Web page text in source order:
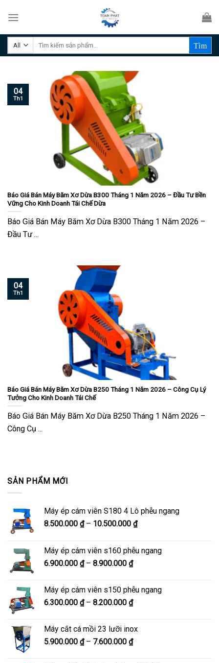
Tìm
SẢN PHẨM MỚI
Máy ép cám viên S180 4 Lô phễu ngang
8.500.000 ₫ – 10.500.000 ₫Khoảng
8.500.000 ₫
Máy ép cám viên s160 phễu ngang
6.900.000 ₫ – 8.900.000 ₫Khoảng
từ
6.900.000 ₫
đến
Máy ép cám viên s150 phễu ngang
6.300.000 ₫ – 8.200.000 ₫Khoảng
6.300.000 ₫
đến
Máy cắt cá mồi 23 lưỡi inox
5.900.000 ₫ – 7.600.000 ₫Khoảng
Báo Giá Bán Máy Băm Xơ Dừa B300 Tháng 1 Năm 2026 – Đầu Tư Bền
Vững Cho Kinh Doanh Tái Chế Dừa
Báo Giá Bán Máy Băm Xơ Dừa B300 Tháng 1 Năm 2026 –
Đầu Tư ...
04
Th1
Báo Giá Bán Máy Băm Xơ Dừa B250 Tháng 1 Năm 2026 – Công Cụ Lý
Tưởng Cho Kinh Doanh Tái Chế
Báo Giá Bán Máy Băm Xơ Dừa B250 Tháng 1 Năm 2026 –
Công Cụ ...
04
Th1